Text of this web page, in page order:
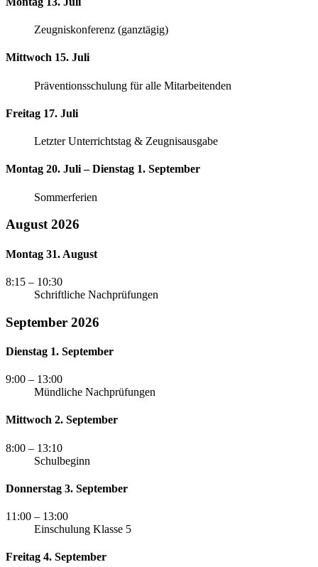
Zeugniskonferenz (ganztägig)
Mittwoch 15. Juli
Präventionsschulung für alle Mitarbeitenden
Freitag 17. Juli
Letzter Unterrichtstag & Zeugnisausgabe
Montag 20. Juli – Dienstag 1. September
Sommerferien
August 2026
Montag 31. August
8:15 – 10:30
Schriftliche Nachprüfungen
September 2026
Dienstag 1. September
9:00 – 13:00
Mündliche Nachprüfungen
Mittwoch 2. September
8:00 – 13:10
Schulbeginn
Donnerstag 3. September
11:00 – 13:00
Einschulung Klasse 5
Freitag 4. September